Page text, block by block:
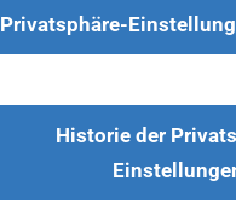
Privatsphäre-
Historie der